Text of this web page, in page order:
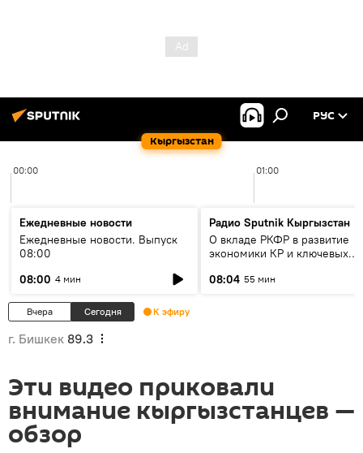
Кыргызстан
РУС
00:00 01:00
Ежедневные новости
Ежедневные новости. Выпуск
08:00
08:00 4 мин
Радио Sputnik Кыргызстан
О вкладе РКФР в развитие
экономики КР и ключевых
08:04 55 мин
Вчера Сегодня К эфиру
г. Бишкек 89.3
Эти видео приковали
внимание кыргызстанцев —
обзор